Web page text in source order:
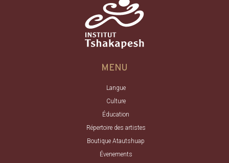
MENU
Langue
Culture
Éducation
Répertoire des artistes
Boutique Atautshuap
Évenements